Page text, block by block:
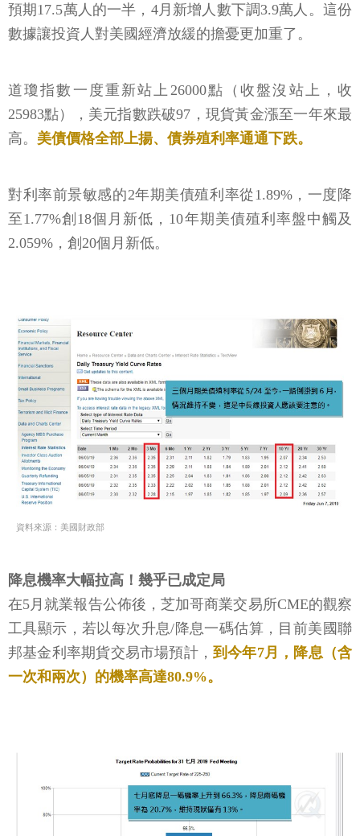
預期17.5萬人的一半，4月新增人數下調3.9萬人。這份
數據讓投資人對美國經濟放緩的擔憂更加重了。
道瓊指數一度重新站上26000點（收盤沒站上，收
25983點），美元指數跌破97，現貨黃金漲至一年來最
高。 美債價格全部上揚、債券殖利率通通下跌。
對利率前景敏感的2年期美債殖利率從1.89%，一度降
至1.77%創18個月新低，10年期美債殖利率盤中觸及
2.059%，創20個月新低。
資料來源：美國財政部
降息機率大幅拉高！幾乎已成定局
在5月就業報告公佈後，芝加哥商業交易所CME的觀察
工具顯示，若以每次升息/降息一碼估算，目前美國聯
邦基金利率期貨交易市場預計，到今年7月，降息（含
一次和兩次）的機率高達80.9%。